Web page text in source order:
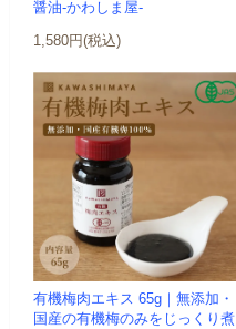
醤油-かわしま屋-
1,580円(税込)
有機梅肉エキス 65g｜無添加・
国産の有機梅のみをじっくり煮